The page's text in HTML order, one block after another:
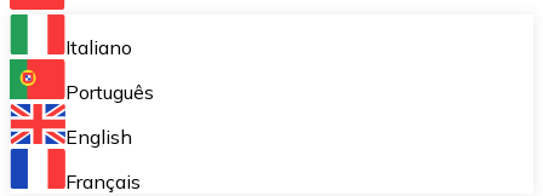
Bitnovo Ramp
Integra nuestra solución en tu plataforma.
Bitnovo Giftcards
Italiano
Português
English
Français